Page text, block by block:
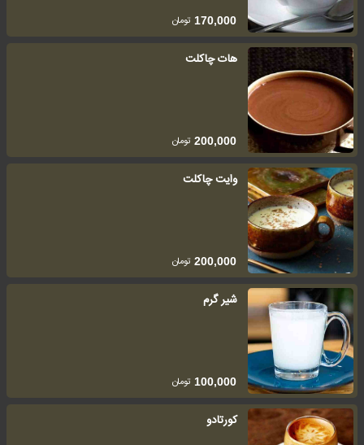
170,000 تومان
هات چاکلت
200,000 تومان
وایت چاکلت
200,000 تومان
شیر گرم
100,000 تومان
کورتادو